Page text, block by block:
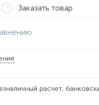
Заказать товар
расчет,